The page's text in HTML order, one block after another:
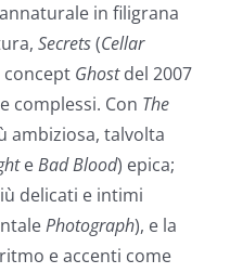
in filigrana
Secrets(Cellar
Ghostdel 2007
complessi. Con The
ambiziosa, talvolta
eBad Blood) epica;
delicati e intimi
Photograph), e la
e accenti come